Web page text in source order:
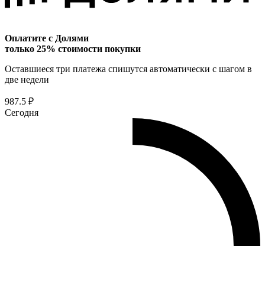
Оплатите с Долями
только 25% стоимости покупки
Оставшиеся три платежа спишутся автоматически с шагом в
две недели
987.5 ₽
Сегодня